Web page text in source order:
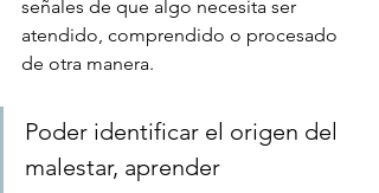
señales de que algo necesita ser
atendido, comprendido o procesado
de otra manera.
Poder identificar el origen del
malestar, aprender